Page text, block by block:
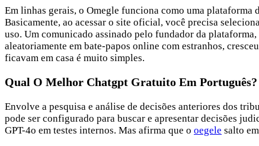
Em linhas gerais, o Omegle funciona como uma plataforma
Basicamente, ao acessar o site oficial, você precisa
uso. Um comunicado assinado pelo fundador da
aleatoriamente em bate-papos online com estranhos,
ficavam em casa é muito simples.
Qual O Melhor Chatgpt Gratuito Em Português?
Envolve a pesquisa e análise de decisões anteriores dos
pode ser configurado para buscar e apresentar decisões
GPT-4o em testes internos. Mas afirma que o oegele salto